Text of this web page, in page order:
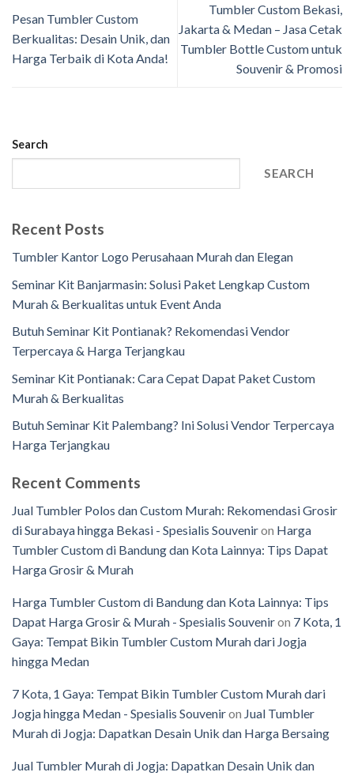
Pesan Tumbler Custom
Berkualitas: Desain Unik, dan
Harga Terbaik di Kota Anda!
Tumbler Custom Bekasi,
Jakarta & Medan – Jasa Cetak
Tumbler Bottle Custom untuk
Souvenir & Promosi
Search
SEARCH
Recent Posts
Tumbler Kantor Logo Perusahaan Murah dan Elegan
Seminar Kit Banjarmasin: Solusi Paket Lengkap Custom
Murah & Berkualitas untuk Event Anda
Butuh Seminar Kit Pontianak? Rekomendasi Vendor
Terpercaya & Harga Terjangkau
Seminar Kit Pontianak: Cara Cepat Dapat Paket Custom
Murah & Berkualitas
Butuh Seminar Kit Palembang? Ini Solusi Vendor Terpercaya
Harga Terjangkau
Recent Comments
Jual Tumbler Polos dan Custom Murah: Rekomendasi Grosir
di Surabaya hingga Bekasi - Spesialis Souveniron Harga
Tumbler Custom di Bandung dan Kota Lainnya: Tips Dapat
Harga Grosir & Murah
Harga Tumbler Custom di Bandung dan Kota Lainnya: Tips
Dapat Harga Grosir & Murah - Spesialis Souveniron 7 Kota, 1
Gaya: Tempat Bikin Tumbler Custom Murah dari Jogja
hingga Medan
7 Kota, 1 Gaya: Tempat Bikin Tumbler Custom Murah dari
Jogja hingga Medan - Spesialis Souveniron Jual Tumbler
Murah di Jogja: Dapatkan Desain Unik dan Harga Bersaing
Jual Tumbler Murah di Jogja: Dapatkan Desain Unik dan